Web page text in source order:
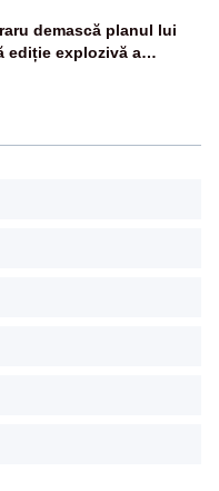
demască planul lui
ediție explozivă a
la Realitatea PLUS